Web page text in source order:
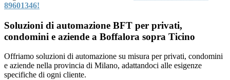
89601346!
Soluzioni di automazione BFT per privati,
condomini e aziende a Boffalora sopra Ticino
Offriamo soluzioni di automazione su misura per privati, condomini
e aziende nella provincia di Milano, adattandoci alle esigenze
specifiche di ogni cliente.